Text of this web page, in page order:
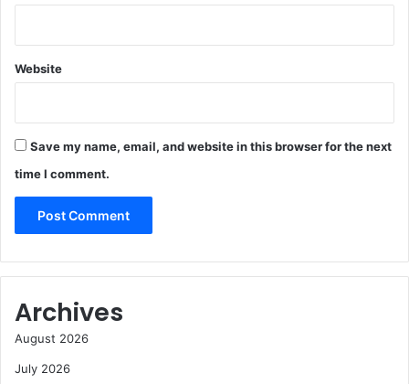
Website
Save my name, email, and website in this browser for the next
time I comment.
Archives
August 2026
July 2026